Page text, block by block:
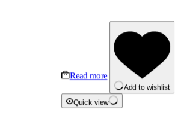
Read more
Add to wishlist
Quick view